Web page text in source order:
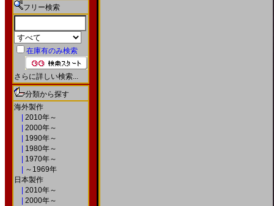
フリー検索
在庫有のみ検索
さらに詳しい検索...
分類から探す
海外製作
2010年～
2000年～
1990年～
1980年～
1970年～
～1969年
日本製作
2010年～
2000年～